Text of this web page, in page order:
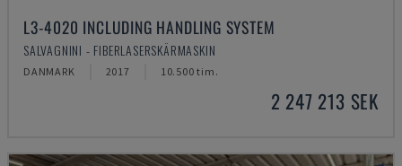
L3-4020 INCLUDING HANDLING SYSTEM
SALVAGNINI - FIBERLASERSKÄRMASKIN
DANMARK 2017 10.500 tim.
2 247 213 SEK